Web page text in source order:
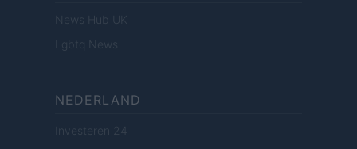
News Hub UK
Lgbtq News
NEDERLAND
Investeren 24